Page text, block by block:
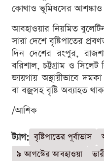
কোথাও ভূমিধসের আশঙ্কাও
আবহাওয়ার নিয়মিত
সারা দেশে বৃষ্টিপাতের
দিন দেশের রংপুর,
বরিশাল, চট্টগ্রাম ও
জায়গায় অস্থায়ীভাবে
বা বজ্রসহ বৃষ্টি অব্যাহত
/আশিক
ট্যাগ: বৃষ্টিপাতের পূর্বাভাস
৯ আগস্টের আবহাওয়া